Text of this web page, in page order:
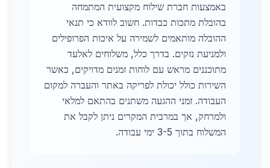
באמצעות חברת שילוח מקצועית המתמחה
בהובלת מתכות כבדות. חשוב לוודא כי תנאי
ההובלה מותאמים לשמירה על איכות הפרופילים
ולמניעת נזקים. בדרך כלל, משלוחים לאלעד
מתוכננים מראש עם לוחות זמנים מדויקים, כאשר
השירות כולל יכולת לפריקה באתר והעברה למקום
העבודה. זמני ההגעה משתנים בהתאם למלאי
ולמרחק, אך במרבית המקרים ניתן לקבל את
המשלוח בתוך 3-5 ימי עבודה.